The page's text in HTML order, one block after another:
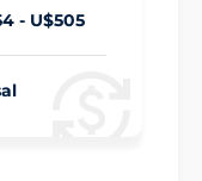
- U$505